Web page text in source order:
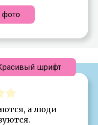
фото
а люди
шрифт